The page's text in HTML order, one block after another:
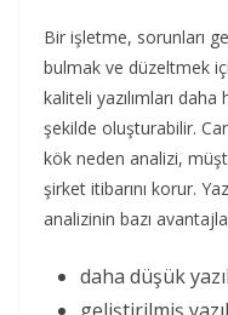
Bir işletme, sorunları
bulmak ve düzeltmek
kaliteli yazılımları
şekilde oluşturabilir.
kök neden analizi,
şirket itibarını korur.
analizinin bazı
daha düşük